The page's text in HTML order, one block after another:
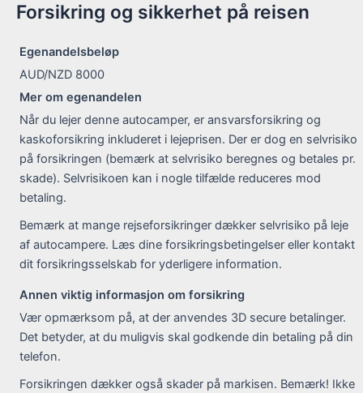
Forsikring og sikkerhet på reisen
Egenandelsbeløp
AUD/NZD 8000
Mer om egenandelen
Når du lejer denne autocamper, er ansvarsforsikring og
kaskoforsikring inkluderet i lejeprisen. Der er dog en selvrisiko
på forsikringen (bemærk at selvrisiko beregnes og betales pr.
skade). Selvrisikoen kan i nogle tilfælde reduceres mod
betaling.
Bemærk at mange rejseforsikringer dækker selvrisiko på leje
af autocampere. Læs dine forsikringsbetingelser eller kontakt
dit forsikringsselskab for yderligere information.
Annen viktig informasjon om forsikring
Vær opmærksom på, at der anvendes 3D secure betalinger.
Det betyder, at du muligvis skal godkende din betaling på din
telefon.
Forsikringen dækker også skader på markisen. Bemærk! Ikke